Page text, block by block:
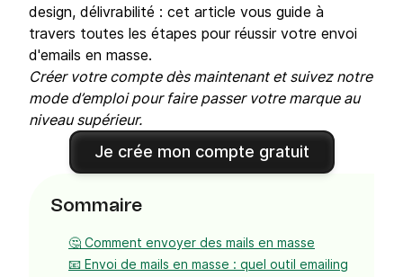
design, délivrabilité : cet article vous guide à
travers toutes les étapes pour réussir votre envoi
d'emails en masse.
Créer votre compte dès maintenant et suivez notre
mode d’emploi pour faire passer votre marque au
niveau supérieur.
Je crée mon compte gratuit
Sommaire
🤔 Comment envoyer des mails en masse
📧 Envoi de mails en masse : quel outil emailing